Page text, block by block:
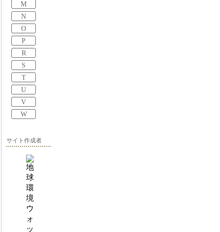
M
N
O
P
R
S
T
U
V
W
サイト作成者